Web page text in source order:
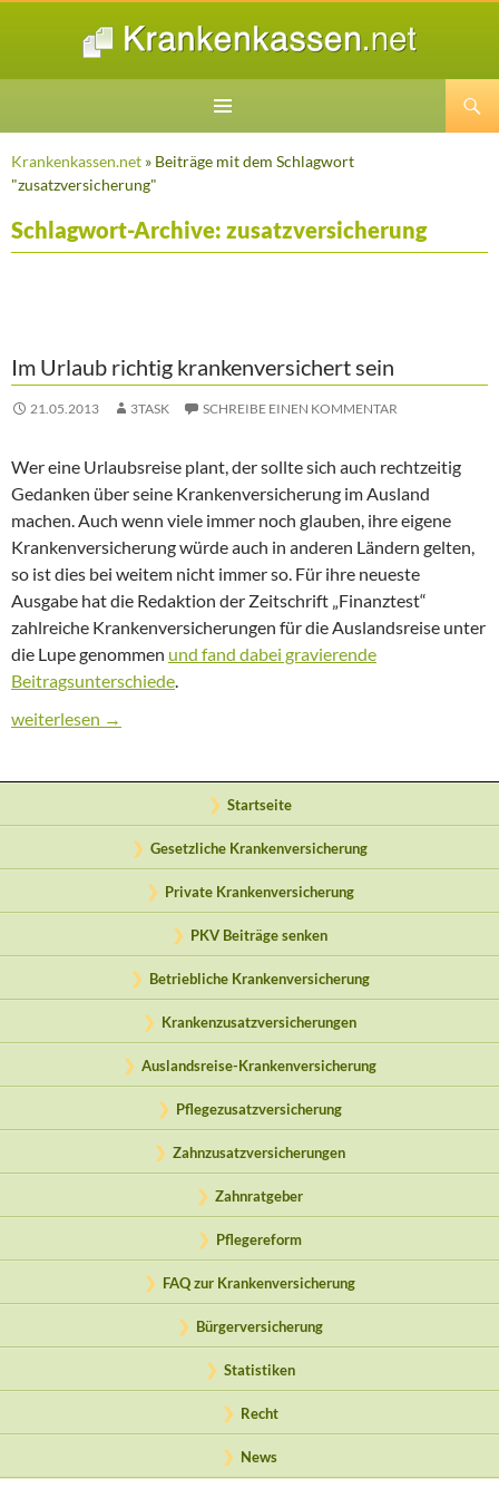
SPRINGEN
Krankenkassen.net » Beiträge mit dem Schlagwort
"zusatzversicherung"
Schlagwort-Archive: zusatzversicherung
Im Urlaub richtig krankenversichert sein
21.05.2013 3TASK SCHREIBE EINEN KOMMENTAR
Wer eine Urlaubsreise plant, der sollte sich auch rechtzeitig
Gedanken über seine Krankenversicherung im Ausland
machen. Auch wenn viele immer noch glauben, ihre eigene
Krankenversicherung würde auch in anderen Ländern gelten,
so ist dies bei weitem nicht immer so. Für ihre neueste
Ausgabe hat die Redaktion der Zeitschrift „Finanztest“
zahlreiche Krankenversicherungen für die Auslandsreise unter
die Lupe genommen und fand dabei gravierende
Beitragsunterschiede.
Im Urlaub richtig krankenversichert sein
weiterlesen →
Startseite
Gesetzliche Krankenversicherung
Private Krankenversicherung
PKV Beiträge senken
Betriebliche Krankenversicherung
Krankenzusatzversicherungen
Auslandsreise-Krankenversicherung
Pflegezusatzversicherung
Zahnzusatzversicherungen
Zahnratgeber
Pflegereform
FAQ zur Krankenversicherung
Bürgerversicherung
Statistiken
Recht
News